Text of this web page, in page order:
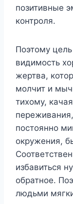
позитивные
контроля.
Поэтому
видимость
жертва,
молчит и
тихому,
постоянно
окружения,
избавиться
обратное.
людьми